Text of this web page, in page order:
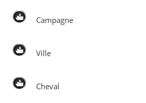
Campagne
Ville
Cheval